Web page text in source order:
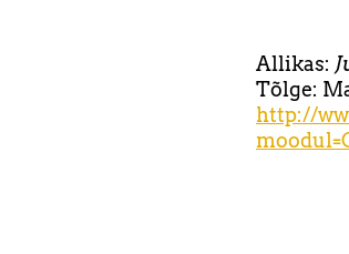
Allikas:
Tõlge:
http://